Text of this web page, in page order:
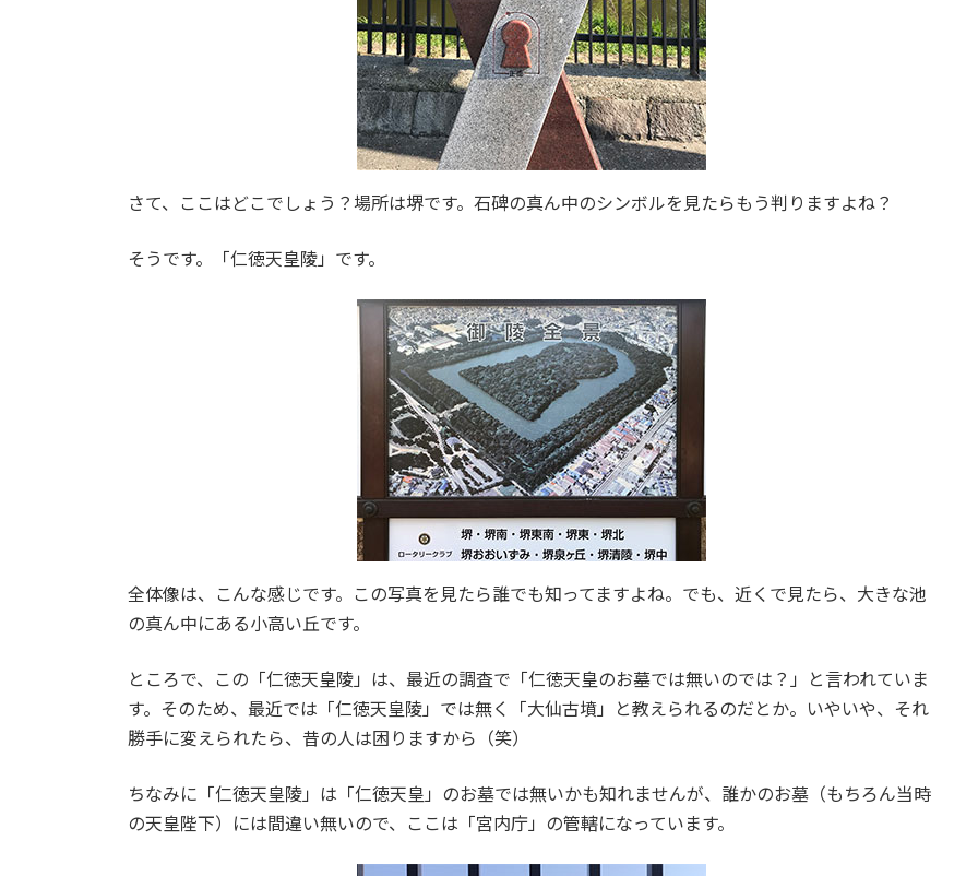
さて、ここはどこでしょう？場所は堺です。石碑の真ん中のシンボルを見たらもう判りますよね？
そうです。「仁徳天皇陵」です。
全体像は、こんな感じです。この写真を見たら誰でも知ってますよね。でも、近くで見たら、大きな池
の真ん中にある小高い丘です。
ところで、この「仁徳天皇陵」は、最近の調査で「仁徳天皇のお墓では無いのでは？」と言われていま
す。そのため、最近では「仁徳天皇陵」では無く「大仙古墳」と教えられるのだとか。いやいや、それ
勝手に変えられたら、昔の人は困りますから（笑）
ちなみに「仁徳天皇陵」は「仁徳天皇」のお墓では無いかも知れませんが、誰かのお墓（もちろん当時
の天皇陛下）には間違い無いので、ここは「宮内庁」の管轄になっています。